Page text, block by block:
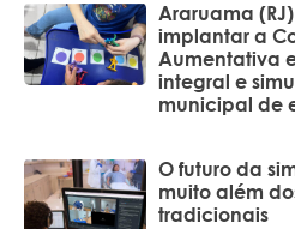
Araruama
implantar a
Aumentativa
integral e
municipal de
O futuro da
muito além
tradicionais